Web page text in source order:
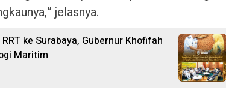
jelasnya.
ke Surabaya, Gubernur Khofifah
Maritim